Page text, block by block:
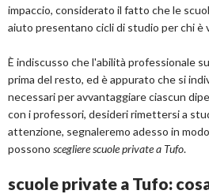
impaccio, considerato il fatto che le
aiuto presentano cicli di studio per chi è
È indiscusso che l'abilità professionale
prima del resto, ed è appurato che si
necessari per avvantaggiare ciascun
con i professori, desideri rimettersi a
attenzione, segnaleremo adesso in
possono scegliere scuole private a Tufo.
scuole private a Tufo: